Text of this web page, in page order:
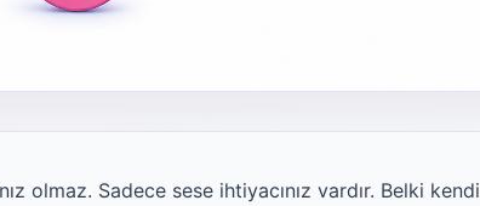
olmaz. Sadece sese ihtiyacınız vardır. Belki kendi